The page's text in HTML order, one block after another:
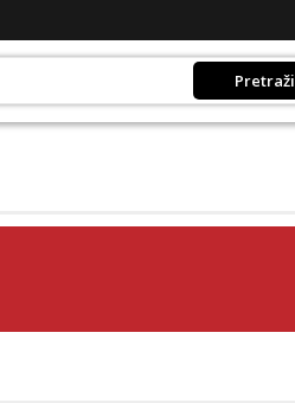
Pretraži